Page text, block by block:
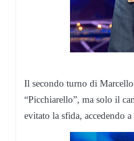
Il secondo turno di
“Picchiarello”, ma solo il
evitato la sfida, accedendo a